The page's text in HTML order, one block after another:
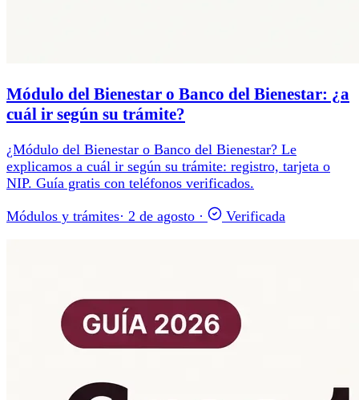
Módulo del Bienestar o Banco del Bienestar: ¿a
cuál ir según su trámite?
¿Módulo del Bienestar o Banco del Bienestar? Le
explicamos a cuál ir según su trámite: registro, tarjeta o
NIP. Guía gratis con teléfonos verificados.
Módulos y trámites· 2 de agosto · Verificada